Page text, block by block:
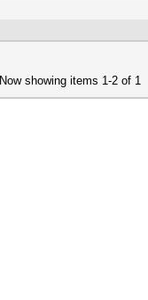
Now showing items 1-2 of 1